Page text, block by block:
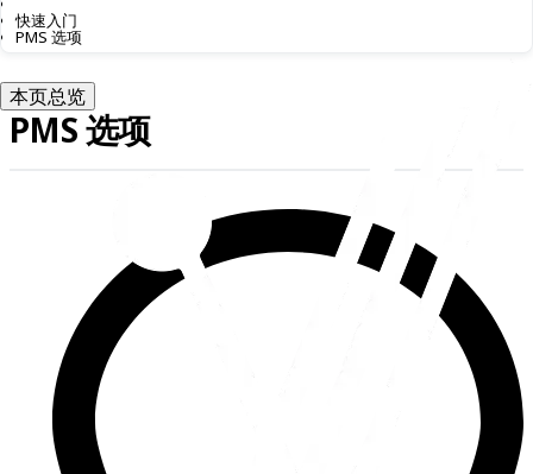
快速入门
PMS 选项
本页总览
PMS 选项